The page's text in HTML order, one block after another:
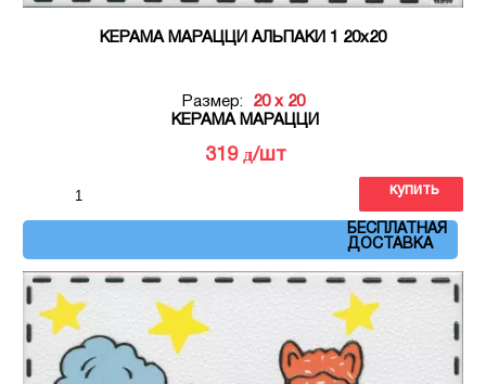
КЕРАМА МАРАЦЦИ АЛЬПАКИ 1 20х20
Размер:
20 x 20
КЕРАМА МАРАЦЦИ
319 д/шт
БЕСПЛАТНАЯ
ДОСТАВКА
купить